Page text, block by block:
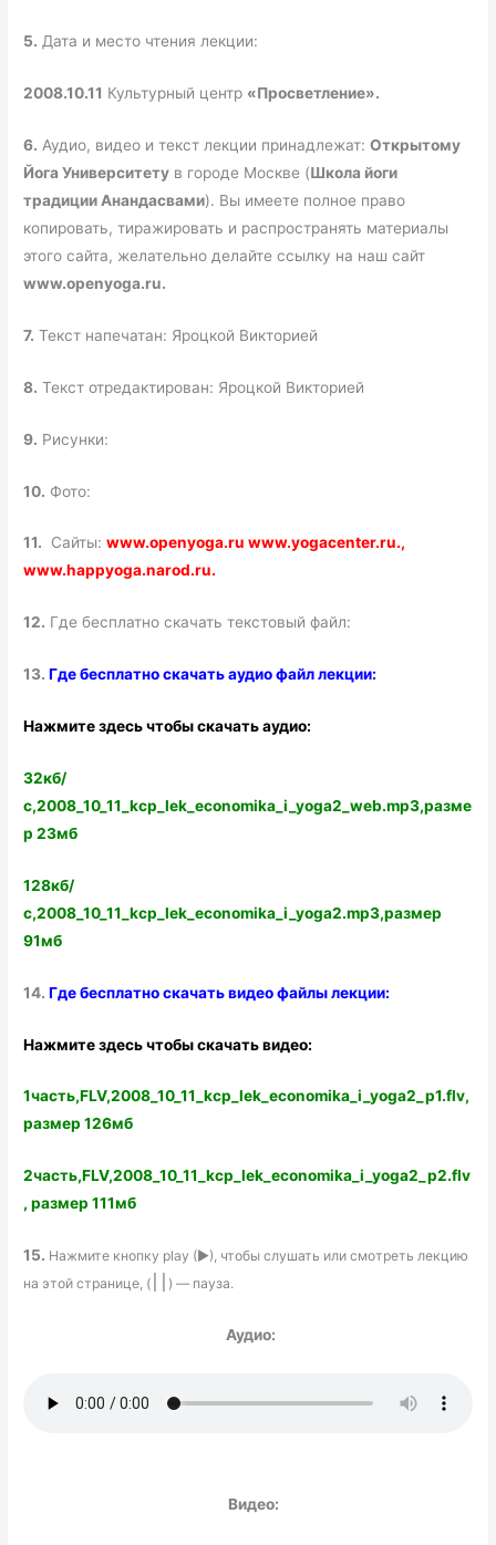
5. Дата и место чтения лекции:
2008.10.11 Культурный центр «Просветление».
6. Аудио, видео и текст лекции принадлежат:Открытому
Йога Университету в городе Москве (Школа йоги
традиции Анандасвами). Вы имеете полное право
копировать, тиражировать и распространять материалы
этого сайта, желательно делайте ссылку на наш сайт
www.openyoga.ru.
7. Текст напечатан: Яроцкой Викторией
8. Текст отредактирован: Яроцкой Викторией
9. Рисунки:
10. Фото:
11. Сайты:www.openyoga.ru www.yogacenter.ru.,
www.happyoga.narod.ru.
12. Где бесплатно скачать текстовый файл:
13.Где бесплатно скачать аудио файл лекции:
Нажмите здесь чтобы скачать аудио:
32кб/
с,2008_10_11_kcp_lek_economika_i_yoga2_web.mp3,разме
р 23мб
128кб/
с,2008_10_11_kcp_lek_economika_i_yoga2.mp3,размер
91мб
14.Где бесплатно скачать видео файлы лекции:
Нажмите здесь чтобы скачать видео:
1часть,FLV,2008_10_11_kcp_lek_economika_i_yoga2_p1.flv,
размер 126мб
2часть,FLV,2008_10_11_kcp_lek_economika_i_yoga2_p2.flv
, размер 111мб
15. Нажмите кнопку play (►), чтобы слушать или смотреть лекцию
на этой странице, (
) — пауза.
Аудио:
Видео: